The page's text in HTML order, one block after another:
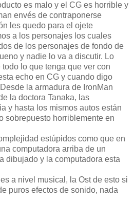
es malo y el CG es horrible y
envés de contraponerse
les quedo para el ojete
a los personajes los cuales
de los personajes de fondo de
y nadie lo va a discutir. Lo
lo que tenga que ver con
echo en CG y cuando digo
la armadura de IronMan
la doctora Tanaka, las
y hasta los mismos autos están
sobrepuesto horriblemente en
estúpidos como que en
computadora arriba de un
dibujado y la computadora esta
a nivel musical, la Ost de esto si
puros efectos de sonido, nada